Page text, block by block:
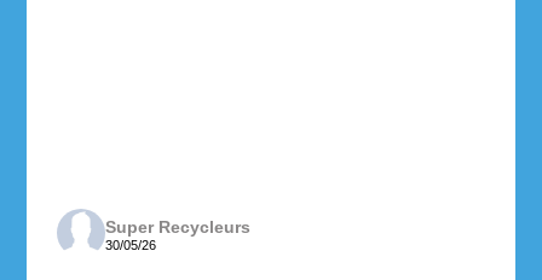
Super Recycleurs
30/05/26